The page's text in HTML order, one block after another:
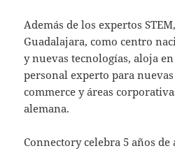
Además de los expertos
Guadalajara, como centro
y nuevas tecnologías, aloja
personal experto para
commerce y áreas
alemana.
Connectory celebra 5 años de